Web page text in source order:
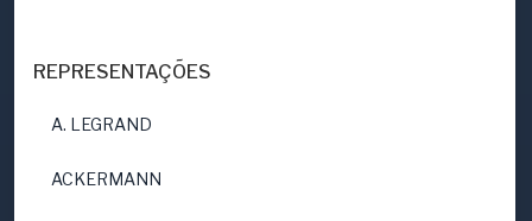
REPRESENTAÇÕES
A. LEGRAND
ACKERMANN